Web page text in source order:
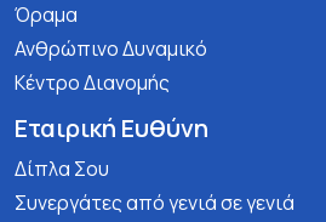
Όραμα
Ανθρώπινο Δυναμικό
Κέντρο Διανομής
Εταιρική Ευθύνη
Δίπλα Σου
Συνεργάτες από γενιά σε γενιά